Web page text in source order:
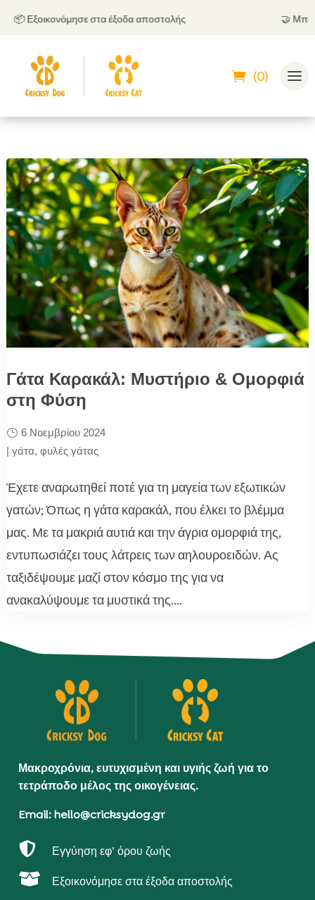
Εξοικονόμησε στα έξοδα αποστολής
(0)
Γάτα Καρακάλ: Μυστήριο & Ομορφιά
στη Φύση
6 Νοεμβρίου 2024
| γάτα, φυλές γάτας
Έχετε αναρωτηθεί ποτέ για τη μαγεία των εξωτικών
γατών; Όπως η γάτα καρακάλ, που έλκει το βλέμμα
μας. Με τα μακριά αυτιά και την άγρια ομορφιά της,
εντυπωσιάζει τους λάτρεις των αηλουροειδών. Ας
ταξιδέψουμε μαζί στον κόσμο της για να
ανακαλύψουμε τα μυστικά της....
Μακροχρόνια, ευτυχισμένη και υγιής ζωή για το
τετράποδο μέλος της οικογένειας.
Email: hello@cricksydog.gr
 Εγγύηση εφ’ όρου ζωής
 Εξοικονόμησε στα έξοδα αποστολής